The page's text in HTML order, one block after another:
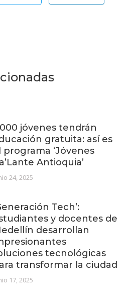
jóvenes tendrán
gratuita: así es
programa ‘Jóvenes
Antioquia’
24, 2025
Tech’:
y docentes de
desarrollan
tecnológicas
transformar la ciudad
17, 2025